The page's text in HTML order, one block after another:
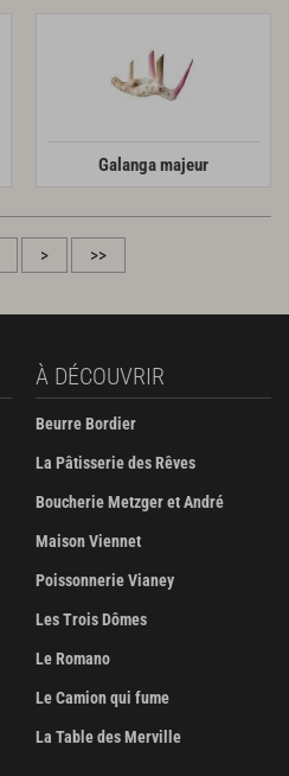
Galanga majeur
> >>
À DÉCOUVRIR
Beurre Bordier
La Pâtisserie des Rêves
Boucherie Metzger et André
Maison Viennet
Poissonnerie Vianey
Les Trois Dômes
Le Romano
Le Camion qui fume
La Table des Merville